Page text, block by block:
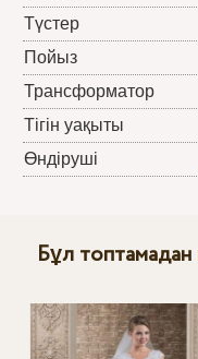
Түстер
Пойыз
Трансформатор
Тігін уақыты
Өндіруші
Бұл